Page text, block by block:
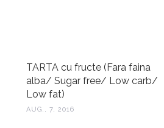
TARTA cu fructe (Fara faina
alba/ Sugar free/ Low carb/
Low fat)
AUG., 7, 2016